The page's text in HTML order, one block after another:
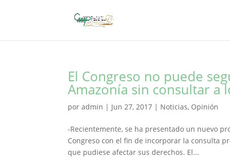
El Congreso no puede
Amazonía sin consultar a
poradmin | Jun 27, 2017 | Noticias, Opinión
-Recientemente, se ha presentado un nuevo
Congreso con el fin de incorporar la consulta
que pudiese afectar sus derechos. El...